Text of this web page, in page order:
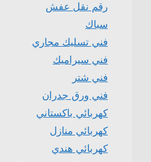
رقم نقل عفش
سباك
فني تسليك مجاري
فني سيراميك
فني شتر
فني ورق جدران
كهربائي باكستاني
كهربائي منازل
كهربائي هندي